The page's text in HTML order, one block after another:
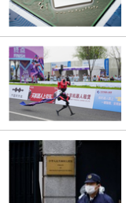
2026/05/22
2026/04/01